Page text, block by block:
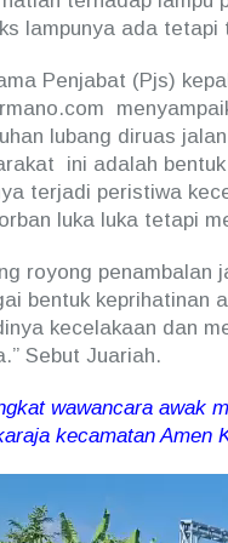
lampunya ada
Penjabat (Pjs)
lubang diruas
ini adalah
terjadi peristiwa
luka luka tetapi
royong
bentuk keprihatinan
kecelakaan dan
Sebut Juariah.
wawancara awak
kecamatan Amen